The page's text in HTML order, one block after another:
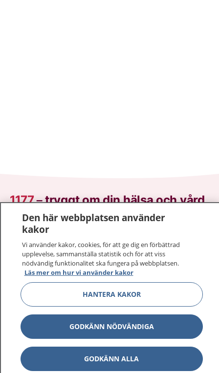
1177–tryggt om din hälsa och vård
På 1177.se får du råd om hälsa och information om
sjukdomar och vilka mottagningar du kan kontakta.
Logga in för att läsa din journal och göra dina
vårdärenden. Ring telefonnummer 1177 för
sjukvårdsrådgivning dygnet runt.
1177 ger dig råd när du vill må bättre.
1177 på flera språk
Visa
Den här webbplatsen använder
kakor
Vi använder kakor, cookies, för att ge dig en förbättrad
upplevelse, sammanställa statistik och för att viss
nödvändig funktionalitet ska fungera på webbplatsen.
Läs mer om hur vi använder kakor
HANTERA KAKOR
GODKÄNN NÖDVÄNDIGA
GODKÄNN ALLA